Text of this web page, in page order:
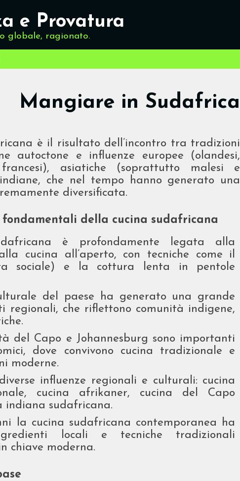
e Provatura
globale, ragionato.
Mangiare in Sudafrica
è il risultato dell’incontro tra tradizioni
autoctone e influenze europee (olandesi,
asiatiche (soprattutto malesi e
che nel tempo hanno generato una
diversificata.
della cucina sudafricana
è profondamente legata alla
cucina all’aperto, con tecniche come il
sociale) e la cottura lenta in pentole
del paese ha generato una grande
che riflettono comunità indigene,
del Capo e Johannesburg sono importanti
dove convivono cucina tradizionale e
moderne.
influenze regionali e culturali: cucina
cucina afrikaner, cucina del Capo
indiana sudafricana.
la cucina sudafricana contemporanea ha
locali e tecniche tradizionali
chiave moderna.